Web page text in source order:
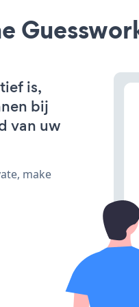
is,
bij
van uw
make